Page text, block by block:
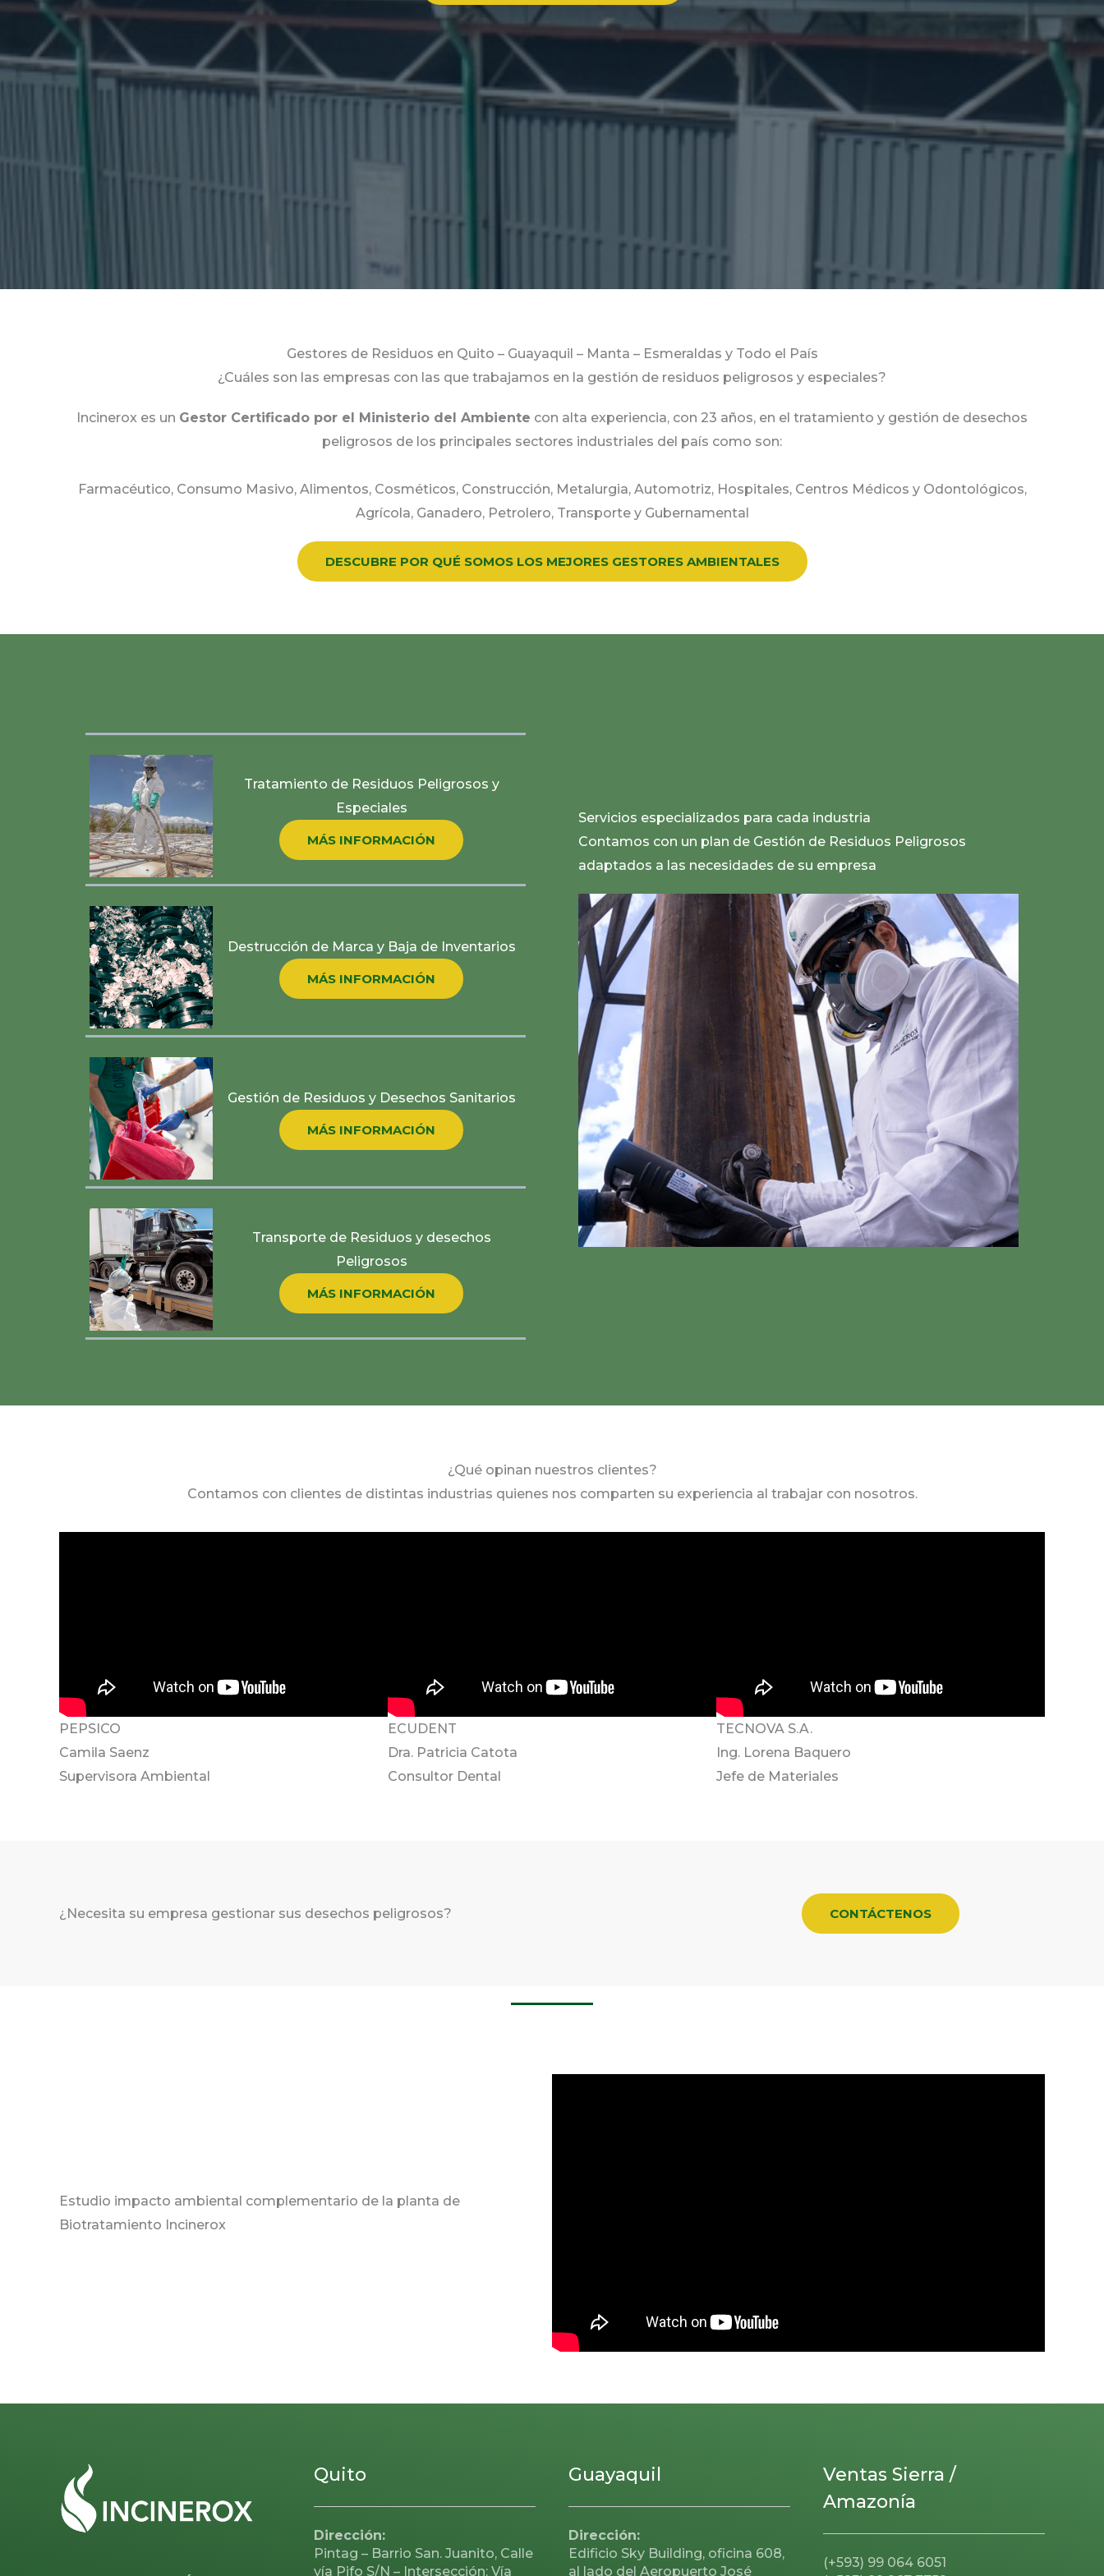
Gestores de Residuos en Quito – Guayaquil – Manta – Esmeraldas y Todo el País
¿Cuáles son las empresas con las que trabajamos en la gestión de residuos peligrosos y especiales?
Incinerox es un Gestor Certificado por el Ministerio del Ambiente con alta experiencia, con 23 años, en el tratamiento y gestión de desechos
peligrosos de los principales sectores industriales del país como son:
Farmacéutico, Consumo Masivo, Alimentos, Cosméticos, Construcción, Metalurgia, Automotriz, Hospitales, Centros Médicos y Odontológicos,
Agrícola, Ganadero, Petrolero, Transporte y Gubernamental
DESCUBRE POR QUÉ SOMOS LOS MEJORES GESTORES AMBIENTALES
Tratamiento de Residuos Peligrosos y
Especiales
MÁS INFORMACIÓN
Destrucción de Marca y Baja de Inventarios
MÁS INFORMACIÓN
Gestión de Residuos y Desechos Sanitarios
MÁS INFORMACIÓN
Transporte de Residuos y desechos
Peligrosos
MÁS INFORMACIÓN
Servicios especializados para cada industria
Contamos con un plan de Gestión de Residuos Peligrosos
adaptados a las necesidades de su empresa
¿Qué opinan nuestros clientes?
Contamos con clientes de distintas industrias quienes nos comparten su experiencia al trabajar con nosotros.
PEPSICO
Camila Saenz
Supervisora Ambiental
ECUDENT
Dra. Patricia Catota
Consultor Dental
TECNOVA S.A.
Ing. Lorena Baquero
Jefe de Materiales
¿Necesita su empresa gestionar sus desechos peligrosos? CONTÁCTENOS
Estudio impacto ambiental complementario de la planta de
Biotratamiento Incinerox
Quito
Dirección:
Pintag – Barrio San. Juanito, Calle
vía Pifo S/N – Intersección: Vía
Guayaquil
Dirección:
Edificio Sky Building, oficina 608,
al lado del Aeropuerto José
Ventas Sierra /
Amazonía
(+593) 99 064 6051